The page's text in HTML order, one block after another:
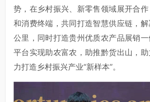
势，在乡村振兴、新零售领域展开合
和消费终端，共同打造智慧供应链，
公里，同时打造贵州优质农产品展销
平台实现助农富农，助推黔货出山，
力打造乡村振兴产业“新样本”。